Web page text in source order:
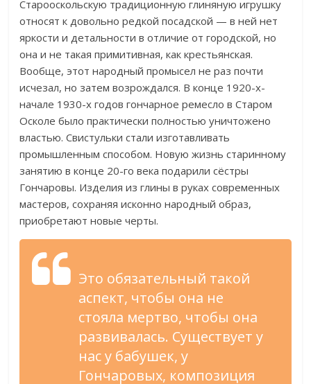
Старооскольскую традиционную глиняную игрушку
относят к довольно редкой посадской — в ней нет
яркости и детальности в отличие от городской, но
она и не такая примитивная, как крестьянская.
Вообще, этот народный промысел не раз почти
исчезал, но затем возрождался. В конце 1920-х-
начале 1930-х годов гончарное ремесло в Старом
Осколе было практически полностью уничтожено
властью. Свистульки стали изготавливать
промышленным способом. Новую жизнь старинному
занятию в конце 20-го века подарили сёстры
Гончаровы. Изделия из глины в руках современных
мастеров, сохраняя исконно народный образ,
приобретают новые черты.
Это обязательный такой
аспект, чтобы она не
стояла мертво, чтобы она
развивалась. Существует у
нас у бабушек, у
Гончаровых, композиция